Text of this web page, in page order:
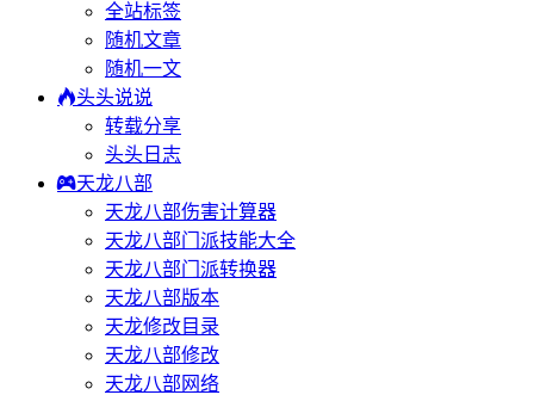
全站标签
随机文章
随机一文
头头说说
转载分享
头头日志
天龙八部
天龙八部伤害计算器
天龙八部门派技能大全
天龙八部门派转换器
天龙八部版本
天龙修改目录
天龙八部修改
天龙八部网络